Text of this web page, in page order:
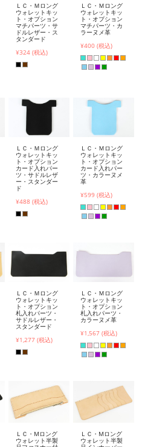
ＬＣ・Ｍロング
ウォレットキッ
ト・オプション
マチパーツ・サ
ドルレザー・ス
タンダード
¥324 (税込)
ＬＣ・Ｍロング
ウォレットキッ
ト・オプション
マチパーツ・カ
ラーヌメ革
¥400 (税込)
ＬＣ・Ｍロング
ウォレットキッ
ト・オプション
カード入れパー
ツ・サドルレザ
ー・スタンダー
ド
¥488 (税込)
ＬＣ・Ｍロング
ウォレットキッ
ト・オプション
カード入れパー
ツ・カラーヌメ
革
¥599 (税込)
ＬＣ・Ｍロング
ウォレットキッ
ト・オプション
札入れパーツ・
サドルレザー・
スタンダード
¥1,277 (税込)
ＬＣ・Ｍロング
ウォレットキッ
ト・オプション
札入れパーツ・
カラーヌメ革
¥1,567 (税込)
ＬＣ・Mロング
ウォレット半製
ＬＣ・Mロング
ウォレット半製